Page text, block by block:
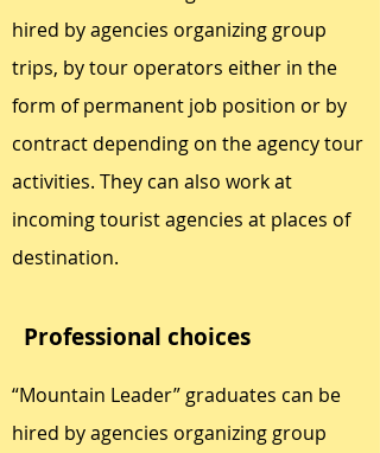
hired by agencies organizing group
trips, by tour operators either in the
form of permanent job position or by
contract depending on the agency tour
activities. They can also work at
incoming tourist agencies at places of
destination.
Professional choices
“Mountain Leader” graduates can be
hired by agencies organizing group